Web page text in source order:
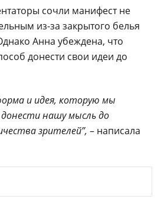
сочли манифест не
из-за закрытого белья
Анна убеждена, что
донести свои идеи до
и идея, которую мы
нашу мысль до
зрителей”, – написала